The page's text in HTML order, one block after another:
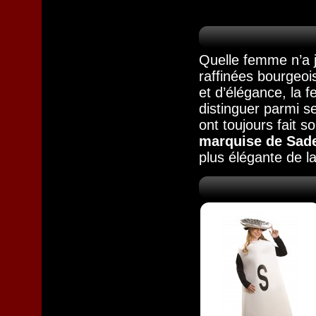
Quelle femme
raffinées
et d’élégance, la
distinguer parmi
ont toujours fait
marquise de
plus élégante de